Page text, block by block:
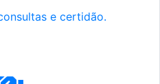
e certidão.